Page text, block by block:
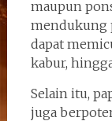
maupun
mendukung
dapat
kabur,
Selain itu,
juga